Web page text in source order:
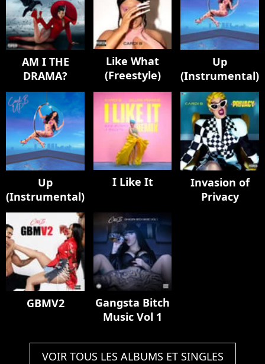
AM I THE
DRAMA?
Like What
(Freestyle)
Up
(Instrumental)
Up
(Instrumental)
I Like It
Invasion of
Privacy
GBMV2
Gangsta Bitch
Music Vol 1
VOIR TOUS LES ALBUMS ET SINGLES